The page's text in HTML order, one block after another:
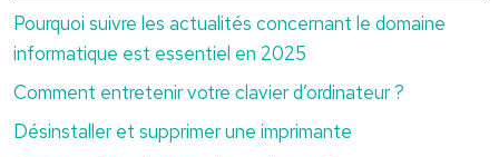
Pourquoi suivre les actualités concernant le domaine
informatique est essentiel en 2025
Comment entretenir votre clavier d’ordinateur ?
Désinstaller et supprimer une imprimante